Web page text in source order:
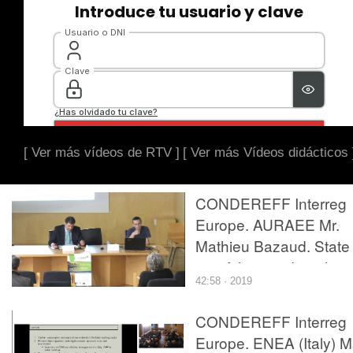
[ Ver más vídeos de RTV ] [ Ver más Vídeos didácticos
CONDEREFF Interreg
Europe. AURAEE Mr.
Mathieu Bazaud.
art of the pre-
audits in France.
42:58 · 2019
CONDEREFF Interreg
Europe. ENEA (Italy)